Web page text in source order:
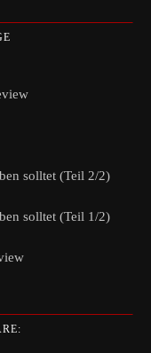
solltet (Teil 2/2)
solltet (Teil 1/2)